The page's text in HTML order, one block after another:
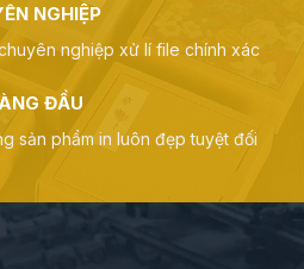
NGHIỆP
nghiệp xử lí file chính xác
ĐẦU
sản phẩm in luôn đẹp tuyệt đối